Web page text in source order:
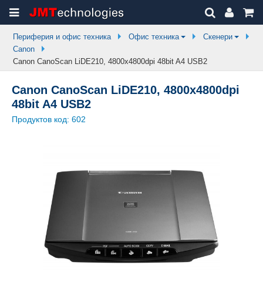
Периферия и офис техника Офис техника
Скенери
Canon
Canon CanoScan LiDE210, 4800x4800dpi 48bit A4 USB2
Canon CanoScan LiDE210, 4800x4800dpi
48bit A4 USB2
Продуктов код: 602